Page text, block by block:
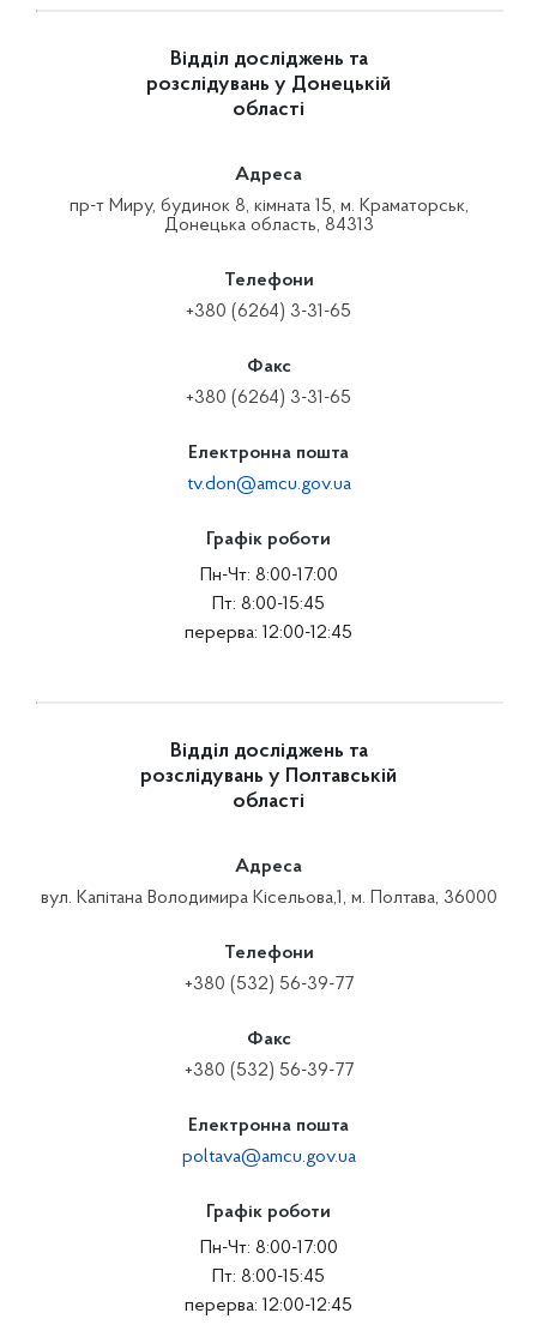
Відділ досліджень та
розслідувань у Донецькій
області
Адреса
пр-т Миру, будинок 8, кімната 15, м. Краматорськ,
Донецька область, 84313
Телефони
+380 (6264) 3-31-65
Факс
+380 (6264) 3-31-65
Електронна пошта
tv.don@amcu.gov.ua
Графік роботи
Пн-Чт: 8:00-17:00
Пт: 8:00-15:45
перерва: 12:00-12:45
Відділ досліджень та
розслідувань у Полтавській
області
Адреса
вул. Капітана Володимира Кісельова,1, м. Полтава, 36000
Телефони
+380 (532) 56-39-77
Факс
+380 (532) 56-39-77
Електронна пошта
poltava@amcu.gov.ua
Графік роботи
Пн-Чт: 8:00-17:00
Пт: 8:00-15:45
перерва: 12:00-12:45